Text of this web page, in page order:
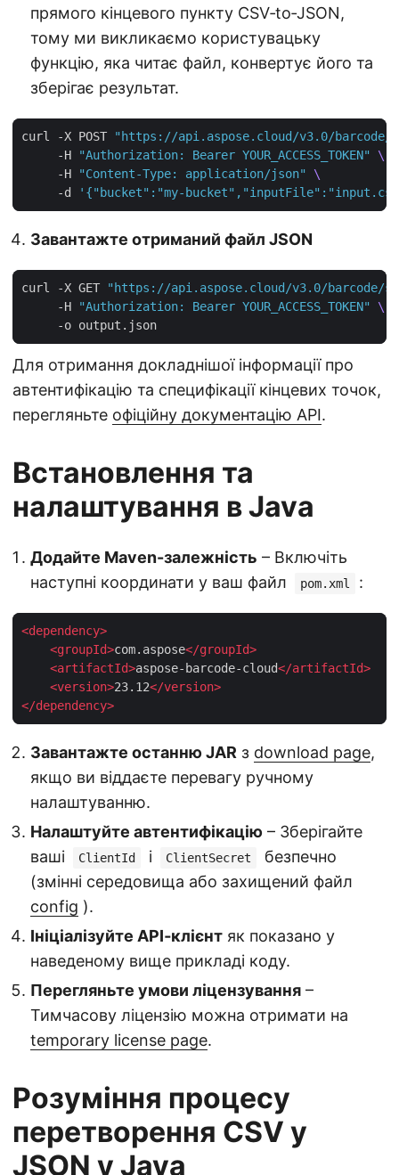
прямого кінцевого пункту CSV‑to‑JSON,
тому ми викликаємо користувацьку
функцію, яка читає файл, конвертує його та
зберігає результат.
curl -X POST
"https://api.aspose.cloud/v3.0/barcode/
     -H
"Authorization: Bearer YOUR_ACCESS_TOKEN"
     -H
"Content-Type: application/json"
     -d
'{"bucket":"my-
Завантажте отриманий файл JSON
curl -X GET
"https://api.aspose.cloud/v3.0/
     -H
"Authorization: Bearer YOUR_ACCESS_TOKEN"
Для отримання докладнішої інформації про
автентифікацію та специфікації кінцевих точок,
перегляньте офіційну документацію API.
Встановлення та
налаштування в Java
Додайте Maven-залежність – Включіть
наступні координати у ваш файл
pom.xml :
<dependency>
<groupId>com.aspose</groupId>
<artifactId>aspose-barcode-cloud</artifactId>
<version>23.12</version>
</dependency>
Завантажте останню JAR з download page,
якщо ви віддаєте перевагу ручному
налаштуванню.
Налаштуйте автентифікацію – Зберігайте
ваші
ClientId і ClientSecret
безпечно
(змінні середовища або захищений файл
config ).
Ініціалізуйте API‑клієнт як показано у
наведеному вище прикладі коду.
Перегляньте умови ліцензування –
Тимчасову ліцензію можна отримати на
temporary license page.
Розуміння процесу
перетворення CSV у
JSON у Java